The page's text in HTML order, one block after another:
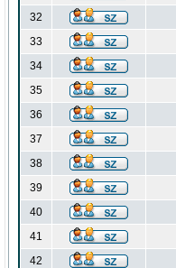
32
33
34
35
36
37
38
39
40
41
42